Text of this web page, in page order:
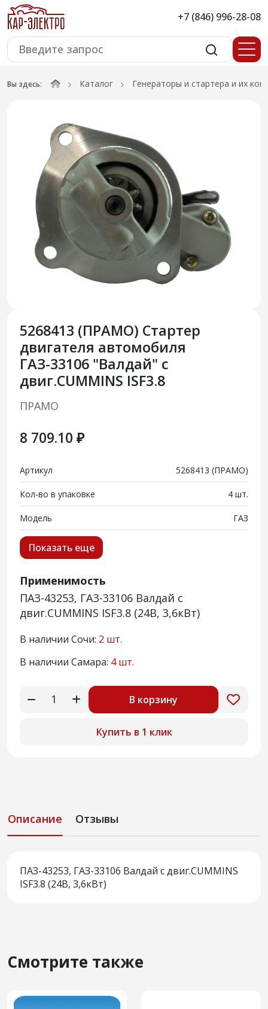
+7 (846) 996-28-08
Вы здесь: Каталог Генераторы и стартера и их
5268413 (ПРАМО) Стартер
двигателя автомобиля
ГАЗ-33106 "Валдай" с
двиг.CUMMINS ISF3.8
ПРАМО
8 709.10 ₽
Артикул 5268413 (ПРАМО)
Кол-во в упаковке 4 шт.
Модель ГАЗ
Показать еще
Применимость
ПАЗ-43253, ГАЗ-33106 Валдай с
двиг.CUMMINS ISF3.8 (24В, 3,6кВт)
В наличии Сочи: 2 шт.
В наличии Самара: 4 шт.
В корзину
Купить в 1 клик
Описание Отзывы
ПАЗ-43253, ГАЗ-33106 Валдай с двиг.CUMMINS
ISF3.8 (24В, 3,6кВт)
Смотрите также